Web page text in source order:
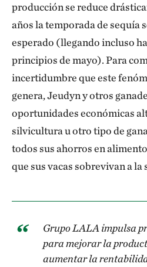
producción se reduce
años la temporada de sequía
esperado (llegando incluso
principios de mayo). Para
incertidumbre que este
genera, Jeudyn y otros
oportunidades económicas
silvicultura u otro tipo de
todos sus ahorros en
que sus vacas sobrevivan a la
Grupo LALA impulsa
para mejorar la
aumentar la